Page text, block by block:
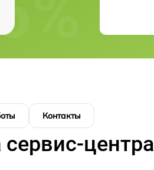
Контакты
центра